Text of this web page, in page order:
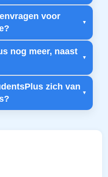
voor
nog meer, naast
zich van